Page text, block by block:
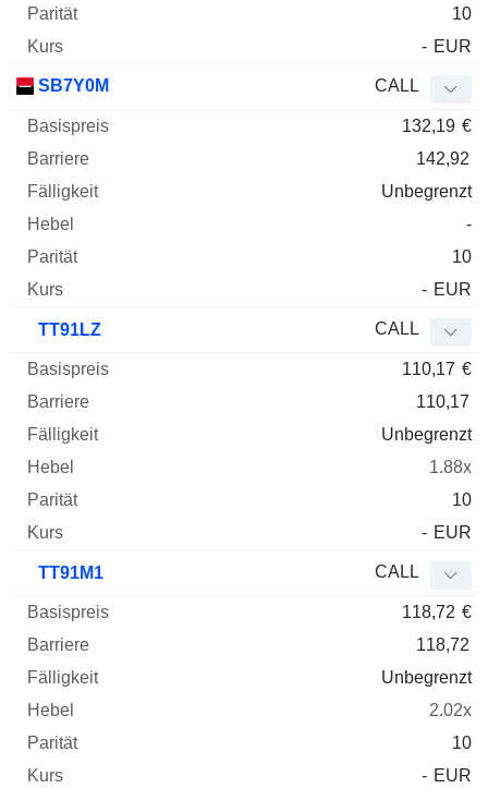
10
- EUR
SB7Y0M CALL
132,19 €
142,92
Unbegrenzt
-
10
- EUR
TT91LZ CALL
110,17 €
110,17
Unbegrenzt
1.88x
10
- EUR
TT91M1 CALL
118,72 €
118,72
Unbegrenzt
2.02x
10
- EUR